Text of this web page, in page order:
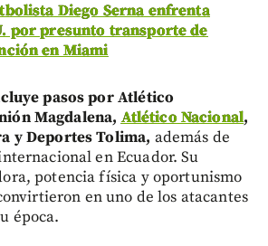
Diego Serna enfrenta
por presunto transporte de
en Miami
pasos por Atlético
Magdalena,Atlético Nacional,
y Deportes Tolima, además de
en Ecuador. Su
potencia física y oportunismo
en uno de los atacantes
época.